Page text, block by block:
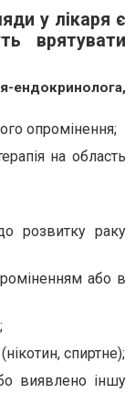
у лікаря є
врятувати
ендокринолога,
опромінення;
на область
розвитку раку
або в
спиртне);
виявлено іншу